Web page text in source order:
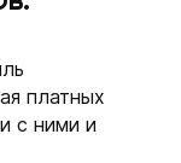
платных
с ними и